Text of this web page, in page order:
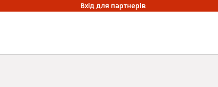
Вхід для партнерів